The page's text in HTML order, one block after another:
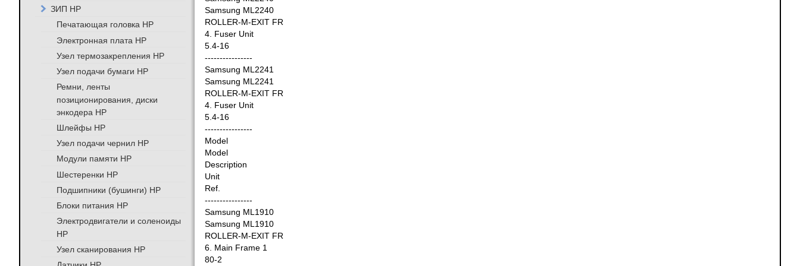
Samsung ML2240
ROLLER-M-EXIT FR
4. Fuser Unit
5.4-16
----------------
Samsung ML2241
Samsung ML2241
ROLLER-M-EXIT FR
4. Fuser Unit
5.4-16
----------------
Model
Model
Description
Unit
Ref.
----------------
Samsung ML1910
Samsung ML1910
ROLLER-M-EXIT FR
6. Main Frame 1
80-2
ЗИП HP
Печатающая головка HP
Электронная плата HP
Узел термозакрепления HP
Узел подачи бумаги HP
Ремни, ленты
позиционирования, диски
энкодера HP
Шлейфы HP
Узел подачи чернил HP
Модули памяти HP
Шестеренки HP
Подшипники (бушинги) HP
Блоки питания HP
Электродвигатели и соленоиды
HP
Узел сканирования HP